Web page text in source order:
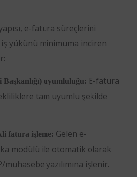
e-fatura süreçlerini
yükünü minimuma indiren
uyumluluğu: E-fatura
tam uyumlu şekilde
fatura işleme: Gelen e-
modülü ile otomatik olarak
yazılımına işlenir.